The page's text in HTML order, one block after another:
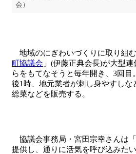
会）
地域のにぎわいづくりに取り組む
町協議会 」(伊藤正典会長)が大型
らをもてなそうと毎年開き、3回目
後1時、地元業者が刺し身やすしな
総菜などを販売する。
協議会事務局・宮田宗幸さんは
提供し、通りに活気を呼び込みた